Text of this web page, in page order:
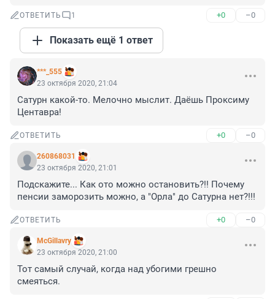
ОТВЕТИТЬ 1 +0 –0
Показать ещё 1 ответ
***_555
23 октября 2020, 21:04
Сатурн какой-то. Мелочно мыслит. Даёшь Проксиму
Центавра!
ОТВЕТИТЬ +0 –0
260868031
23 октября 2020, 21:01
Подскажите... Как ото можно остановить?!! Почему
пенсии заморозить можно, а "Орла" до Сатурна нет?!!!
ОТВЕТИТЬ +0 –0
McGillavry
23 октября 2020, 21:00
Тот самый случай, когда над убогими грешно
смеяться.